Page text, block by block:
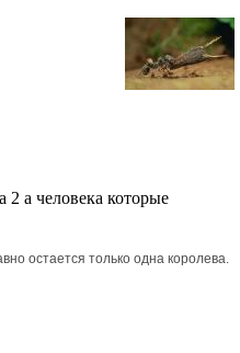
а человека которые
остается только одна королева.